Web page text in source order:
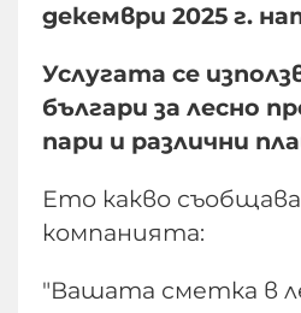
декември 2025 г.
Услугата се
българи за лесно
пари и различни
Ето какво
компанията:
"Вашата сметка в